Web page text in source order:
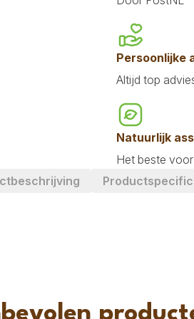
Persoonlijke
Altijd top
Natuurlijk
Het beste